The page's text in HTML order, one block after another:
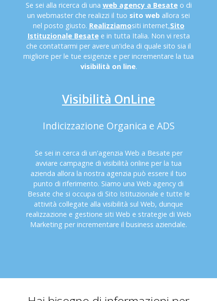
Se sei alla ricerca di una web agency a Besateo di
un webmaster che realizzi il tuo sito web allora sei
nel posto giusto. Realizziamositi internet,Sito
Istituzionale Besatee in tutta Italia. Non vi resta
che contattarmi per avere un'idea di quale sito sia il
migliore per le tue esigenze e per incrementare la tua
visibilità on line.
Visibilità OnLine
Indicizzazione Organica e ADS
Se sei in cerca di un'agenzia Web a Besate per
avviare campagne di visibilità online per la tua
azienda allora la nostra agenzia può essere il tuo
punto di riferimento. Siamo una Web agency di
Besate che si occupa di Sito Istituzionale e tutte le
attività collegate alla visibilità sul Web, dunque
realizzazione e gestione siti Web e strategie di Web
Marketing per incrementare il business aziendale.